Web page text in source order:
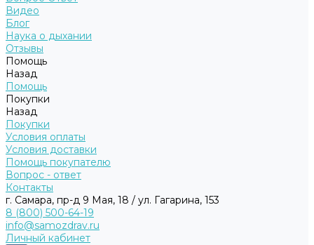
Видео
Блог
Наука о дыхании
Отзывы
Помощь
Назад
Помощь
Покупки
Назад
Покупки
Условия оплаты
Условия доставки
Помощь покупателю
Вопрос - ответ
Контакты
г. Самара, пр-д 9 Мая, 18 / ул. Гагарина, 153
8 (800) 500-64-19
info@samozdrav.ru
Личный кабинет